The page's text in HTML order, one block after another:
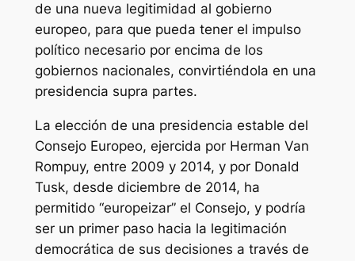
de una nueva legitimidad al gobierno
europeo, para que pueda tener el impulso
político necesario por encima de los
gobiernos nacionales, convirtiéndola en una
presidencia supra partes.
La elección de una presidencia estable del
Consejo Europeo, ejercida por Herman Van
Rompuy, entre 2009 y 2014, y por Donald
Tusk, desde diciembre de 2014, ha
permitido “europeizar” el Consejo, y podría
ser un primer paso hacia la legitimación
democrática de sus decisiones a través de